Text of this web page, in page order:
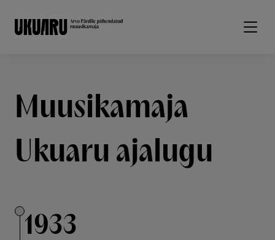
Muusikamaja
Ukuaru ajalugu
1933